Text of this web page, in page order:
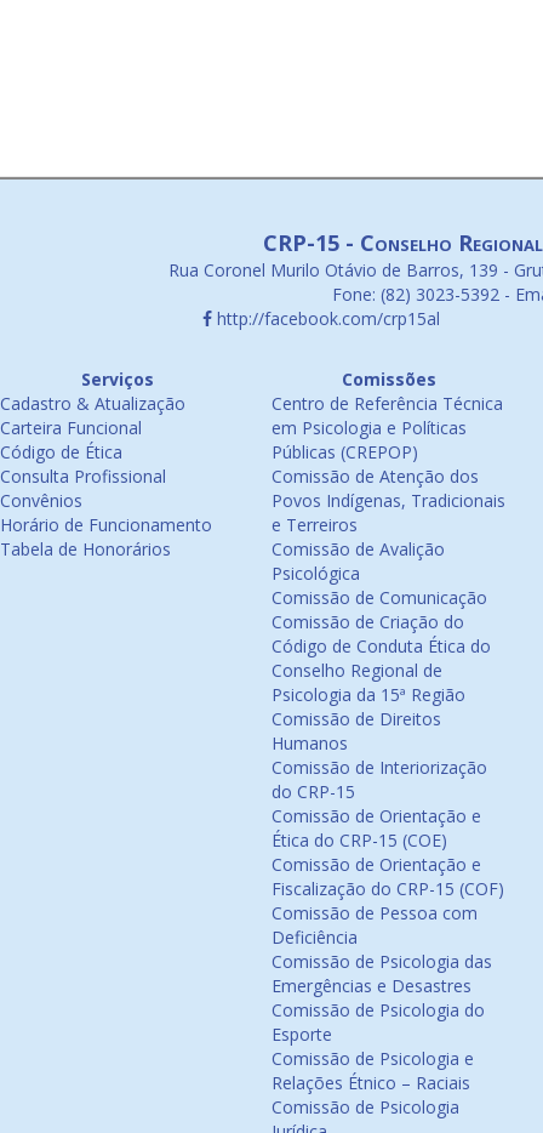
CRP-15 - Conselho
Rua Coronel Murilo Otávio de Barros, 139 -
Fone: (82) 3023-5392 -
http://facebook.com/crp15al
Serviços
Cadastro & Atualização
Carteira Funcional
Código de Ética
Consulta Profissional
Convênios
Horário de Funcionamento
Tabela de Honorários
Comissões
Centro de Referência Técnica
em Psicologia e Políticas
Públicas (CREPOP)
Comissão de Atenção dos
Povos Indígenas, Tradicionais
e Terreiros
Comissão de Avalição
Psicológica
Comissão de Comunicação
Comissão de Criação do
Código de Conduta Ética do
Conselho Regional de
Psicologia da 15ª Região
Comissão de Direitos
Humanos
Comissão de Interiorização
do CRP-15
Comissão de Orientação e
Ética do CRP-15 (COE)
Comissão de Orientação e
Fiscalização do CRP-15 (COF)
Comissão de Pessoa com
Deficiência
Comissão de Psicologia das
Emergências e Desastres
Comissão de Psicologia do
Esporte
Comissão de Psicologia e
Relações Étnico – Raciais
Comissão de Psicologia